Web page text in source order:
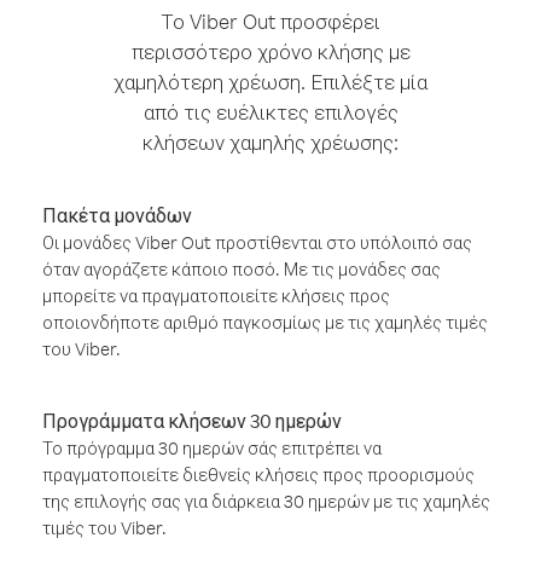
Το Viber Out προσφέρει
περισσότερο χρόνο κλήσης με
χαμηλότερη χρέωση. Επιλέξτε μία
από τις ευέλικτες επιλογές
κλήσεων χαμηλής χρέωσης:
Πακέτα μονάδων
Οι μονάδες Viber Out προστίθενται στο υπόλοιπό σας
όταν αγοράζετε κάποιο ποσό. Με τις μονάδες σας
μπορείτε να πραγματοποιείτε κλήσεις προς
οποιονδήποτε αριθμό παγκοσμίως με τις χαμηλές τιμές
του Viber.
Προγράμματα κλήσεων 30 ημερών
Το πρόγραμμα 30 ημερών σάς επιτρέπει να
πραγματοποιείτε διεθνείς κλήσεις προς προορισμούς
της επιλογής σας για διάρκεια 30 ημερών με τις χαμηλές
τιμές του Viber.